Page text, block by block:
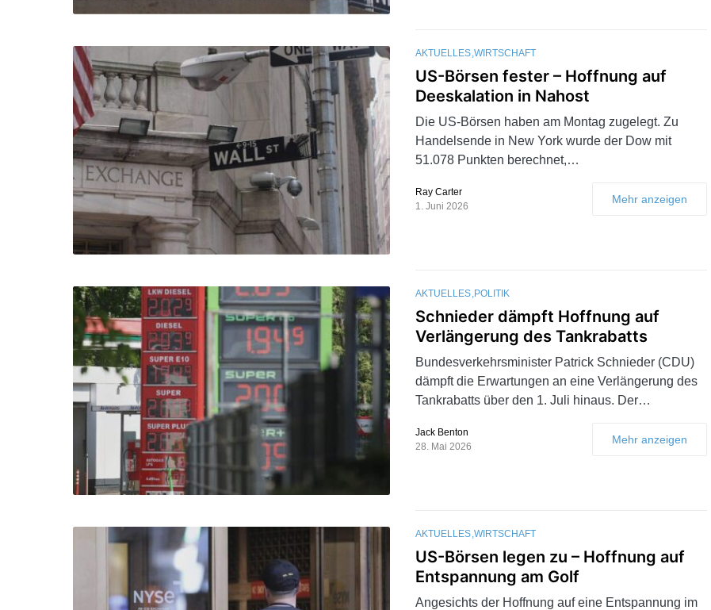
AKTUELLES WIRTSCHAFT
US-Börsen fester – Hoffnung auf
Deeskalation in Nahost
Die US-Börsen haben am Montag zugelegt. Zu
Handelsende in New York wurde der Dow mit
51.078 Punkten berechnet,…
Ray Carter
1. Juni 2026
Mehr anzeigen
AKTUELLES POLITIK
Schnieder dämpft Hoffnung auf
Verlängerung des Tankrabatts
Bundesverkehrsminister Patrick Schnieder (CDU)
dämpft die Erwartungen an eine Verlängerung des
Tankrabatts über den 1. Juli hinaus. Der…
Jack Benton
28. Mai 2026
Mehr anzeigen
AKTUELLES WIRTSCHAFT
US-Börsen legen zu – Hoffnung auf
Entspannung am Golf
Angesichts der Hoffnung auf eine Entspannung im